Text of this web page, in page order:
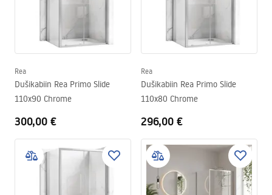
Rea
Dušikabiin Rea Primo Slide
110x90 Chrome
300,00 €
Rea
Dušikabiin Rea Primo Slide
110x80 Chrome
296,00 €